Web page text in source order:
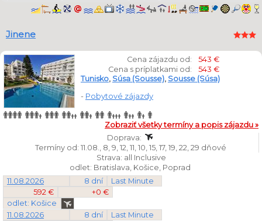
Jinene
Cena zájazdu od:
543 €
Cena s príplatkami od:
543 €
Tunisko, Súsa (Sousse), Sousse (Súsa)
- Pobytové zájazdy
Zobraziť všetky termíny a popis zájazdu »
Doprava:
Termíny od: 11.08., 8, 9, 12, 11, 10, 15, 17, 19, 22, 29 dňové
Strava: all Inclusive
odlet: Bratislava, Košice, Poprad
11.08.2026
8 dní
Last Minute
592 €
+0 €
odlet: Košice
11.08.2026
8 dní
Last Minute